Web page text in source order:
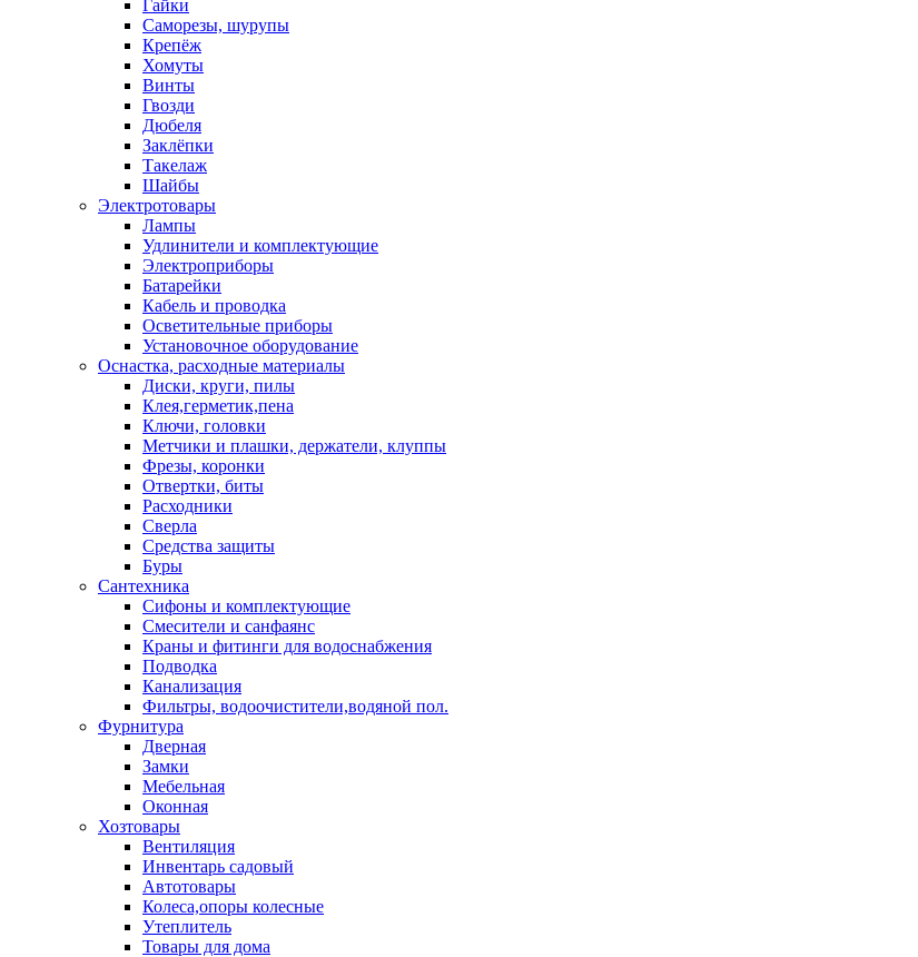
Гайки
Саморезы, шурупы
Крепёж
Хомуты
Винты
Гвозди
Дюбеля
Заклёпки
Такелаж
Шайбы
Электротовары
Лампы
Удлинители и комплектующие
Электроприборы
Батарейки
Кабель и проводка
Осветительные приборы
Установочное оборудование
Оснастка, расходные материалы
Диски, круги, пилы
Клея,герметик,пена
Ключи, головки
Метчики и плашки, держатели, клуппы
Фрезы, коронки
Отвертки, биты
Расходники
Сверла
Средства защиты
Буры
Сантехника
Сифоны и комплектующие
Смесители и санфаянс
Краны и фитинги для водоснабжения
Подводка
Канализация
Фильтры, водоочистители,водяной пол.
Фурнитура
Дверная
Замки
Мебельная
Оконная
Хозтовары
Вентиляция
Инвентарь садовый
Автотовары
Колеса,опоры колесные
Утеплитель
Товары для дома